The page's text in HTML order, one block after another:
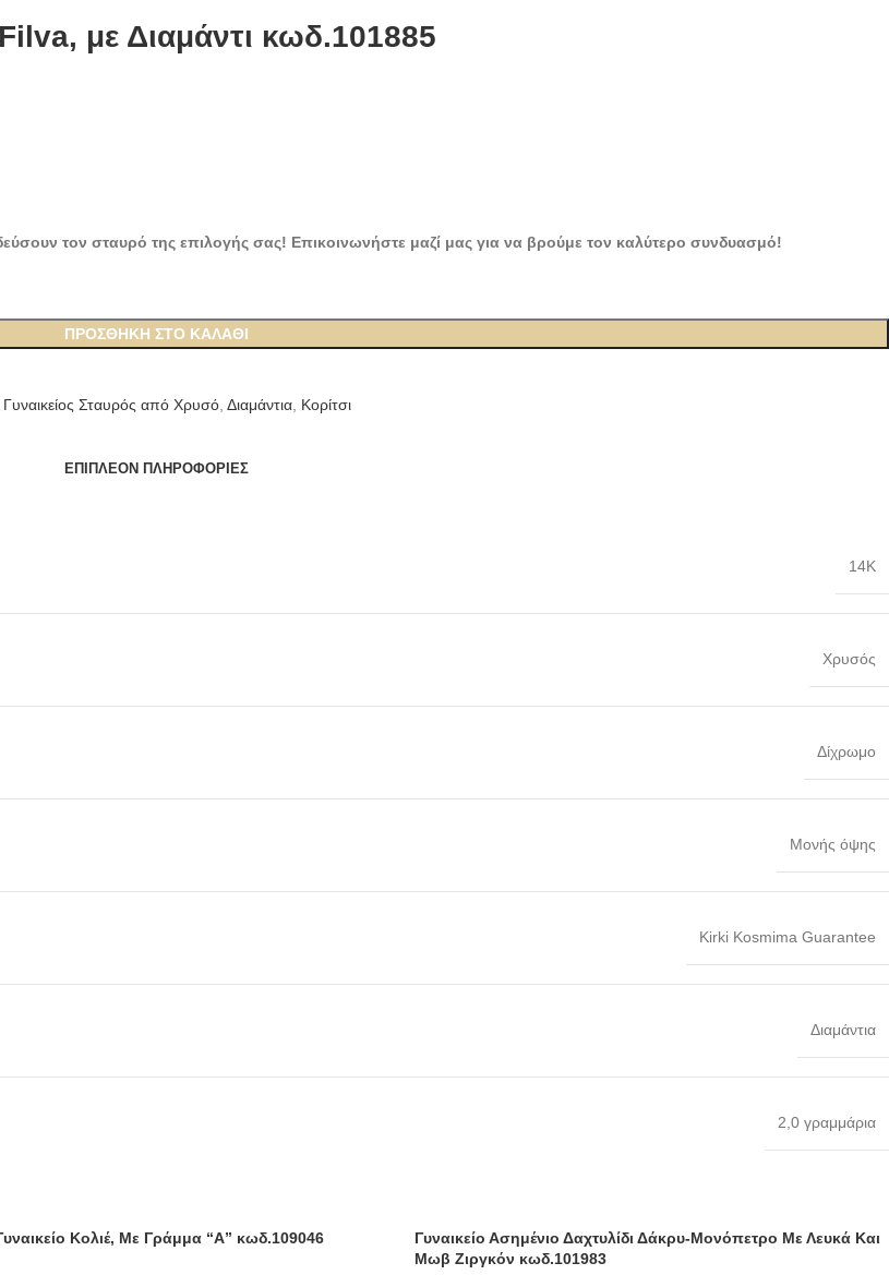
με Διαμάντι κωδ.101885
τον σταυρό της επιλογής σας! Επικοινωνήστε μαζί μας για να βρούμε τον καλύτερο συνδυασμό!
ΠΡΟΣΘΉΚΗ ΣΤΟ ΚΑΛΆΘΙ
Γυναικείος Σταυρός από Χρυσό Διαμάντια Κορίτσι
ΕΠΙΠΛΈΟΝ ΠΛΗΡΟΦΟΡΊΕΣ
14Κ
Χρυσός
Δίχρωμο
Μονής όψης
Kirki Kosmima Guarantee
Διαμάντια
2,0 γραμμάρια
Κολιέ, Με Γράμμα “Α” κωδ.109046
Γυναικείο Ασημένιο Δαχτυλίδι Δάκρυ-Μονόπετρο Με Λευκά Και
Μωβ Ζιργκόν κωδ.101983